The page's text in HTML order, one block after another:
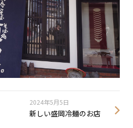
2024年5月5日
新しい盛岡冷麺のお店